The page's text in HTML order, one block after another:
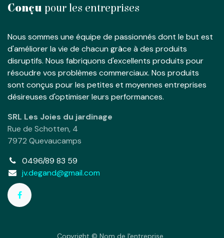
Conçu pour les entreprises
Nous sommes une équipe de passionnés dont le but est
d'améliorer la vie de chacun grâce à des produits
disruptifs. Nous fabriquons d'excellents produits pour
résoudre vos problèmes commerciaux. Nos produits
sont conçus pour les petites et moyennes entreprises
désireuses d'optimiser leurs performances.
SRL Les Joies du jardinage
Rue de Schotten, 4
7972 Quevaucamps
0496/89 83 59
jv.degand@gmail.com
Copyright © Nom de l'entreprise